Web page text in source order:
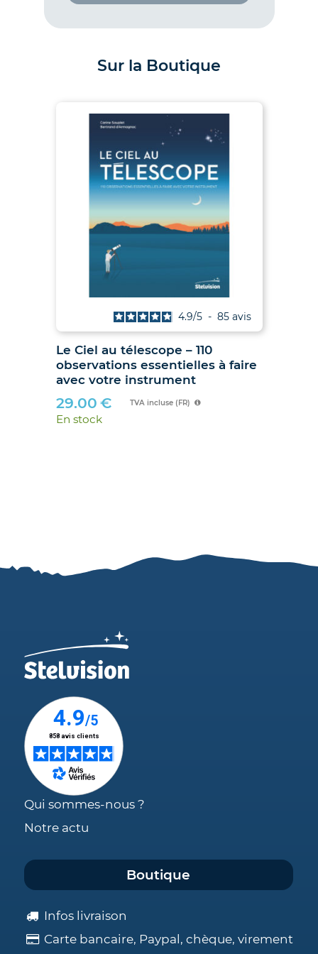
Sur la Boutique
Le Ciel au télescope – 110
observations essentielles à faire
avec votre instrument
4.9/5 - 85 avis
29.00 € TVA incluse (FR)
En stock
Qui sommes-nous ?
Notre actu
Boutique
Infos livraison
Carte bancaire, Paypal, chèque, virement